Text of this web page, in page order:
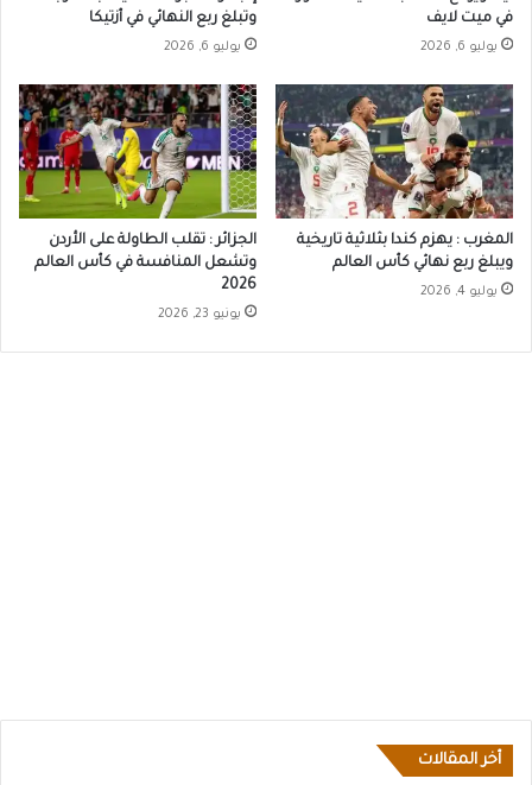
في ميت لايف
يوليو 6, 2026
وتبلغ ربع النهائي في أزتيكا
يوليو 6, 2026
المغرب : يهزم كندا بثلاثية تاريخية
ويبلغ ربع نهائي كأس العالم
يوليو 4, 2026
الجزائر : تقلب الطاولة على الأردن
وتشعل المنافسة في كأس العالم
2026
يونيو 23, 2026
أخر المقالات